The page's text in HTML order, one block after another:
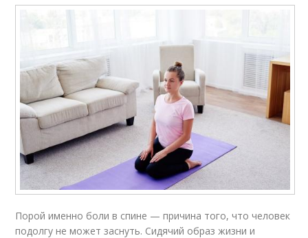
Порой именно боли в спине — причина того, что человек
подолгу не может заснуть. Сидячий образ жизни и